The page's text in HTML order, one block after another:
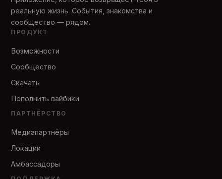
реальную жизнь. События, знакомства и
сообщество — рядом.
ПРОДУКТ
Возможности
Сообщество
Скачать
Пополнить вайбики
ПАРТНЁРСТВО
Медиапартнёры
Локации
Амбассадоры